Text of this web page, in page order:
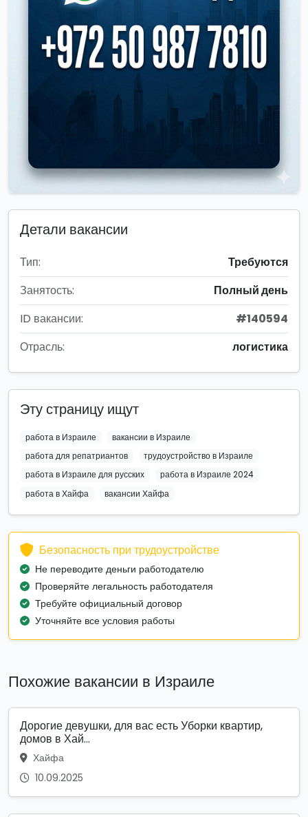
Детали вакансии
Тип:
Требуются
Занятость:
Полный день
ID вакансии:
#140594
Отрасль:
логистика
Эту страницу ищут
работа в Израиле
вакансии в Израиле
работа для репатриантов
трудоустройство в Израиле
работа в Израиле для русских
работа в Израиле 2024
работа в Хайфа
вакансии Хайфа
Безопасность при трудоустройстве
Не переводите деньги работодателю
Проверяйте легальность работодателя
Требуйте официальный договор
Уточняйте все условия работы
Похожие вакансии в Израиле
Дорогие девушки, для вас есть Уборки квартир,
домов в Хай...
Хайфа
10.09.2025